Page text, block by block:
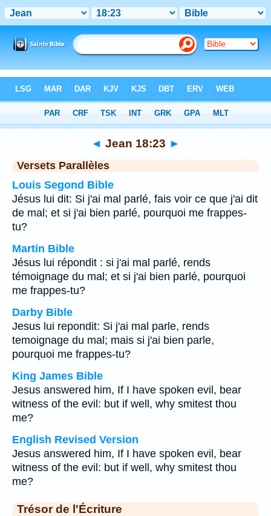
Chapitre 18> Verset 23
◄ Jean 18:23 ►
Versets Parallèles
Louis Segond Bible
Jésus lui dit: Si j'ai mal parlé, fais voir ce que j'ai dit
de mal; et si j'ai bien parlé, pourquoi me frappes-
tu?
Martin Bible
Jésus lui répondit : si j'ai mal parlé, rends
témoignage du mal; et si j'ai bien parlé, pourquoi
me frappes-tu?
Darby Bible
Jesus lui repondit: Si j'ai mal parle, rends
temoignage du mal; mais si j'ai bien parle,
pourquoi me frappes-tu?
King James Bible
Jesus answered him, If I have spoken evil, bear
witness of the evil: but if well, why smitest thou
me?
English Revised Version
Jesus answered him, If I have spoken evil, bear
witness of the evil: but if well, why smitest thou
me?
Trésor de l'Écriture